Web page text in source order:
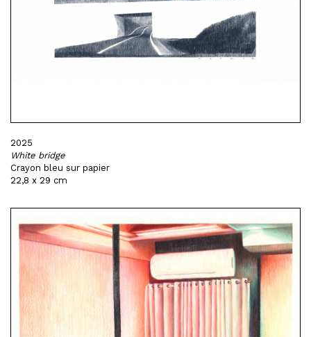
2025
White bridge
Crayon bleu sur papier
22,8 x 29 cm